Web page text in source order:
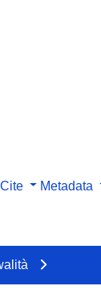
Cite Metadata